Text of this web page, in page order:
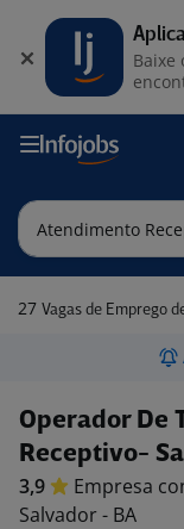
27 Vagas de Emprego de
Operador De
Receptivo-
3,9 Empresa
Salvador - BA
Baixe